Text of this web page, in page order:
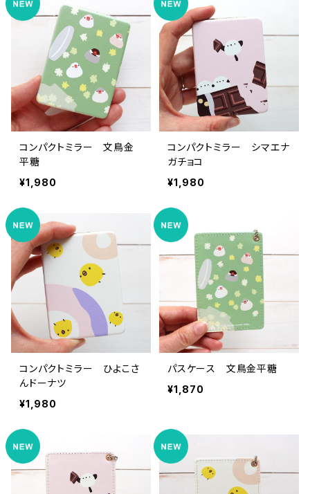
コンパクトミラー 文鳥金
平糖
¥1,980
コンパクトミラー シマエナ
ガチョコ
¥1,980
コンパクトミラー ひよこさ
んドーナツ
¥1,980
パスケース 文鳥金平糖
¥1,870